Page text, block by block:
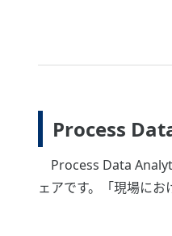
Process
Process Data
ェアです。「現場にお